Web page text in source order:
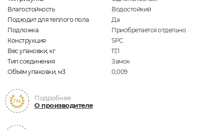
Влагостойкость
Водостойкий
Подходит для теплого пола
Да
Подложка
Приобретается отдельно
Конструкция
SPC
Вес упаковки, кг
17,1
Тип соединения
Замок
Объём упаковки, м3
0,009
Подробнее
О производителе